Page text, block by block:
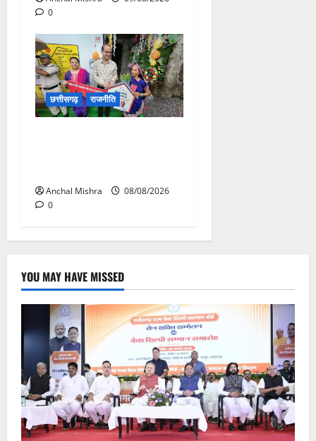
0
छत्तीसगढ़ राजनीति
Anchal Mishra
08/08/2026
0
YOU MAY HAVE MISSED